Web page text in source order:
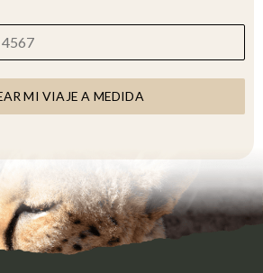
MI VIAJE A MEDIDA